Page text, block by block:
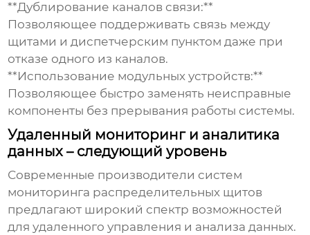
**Дублирование каналов связи:**
Позволяющее поддерживать связь между
щитами и диспетчерским пунктом даже при
отказе одного из каналов.
**Использование модульных устройств:**
Позволяющее быстро заменять неисправные
компоненты без прерывания работы системы.
Удаленный мониторинг и аналитика
данных – следующий уровень
Современные производители систем
мониторинга распределительных щитов
предлагают широкий спектр возможностей
для удаленного управления и анализа данных.